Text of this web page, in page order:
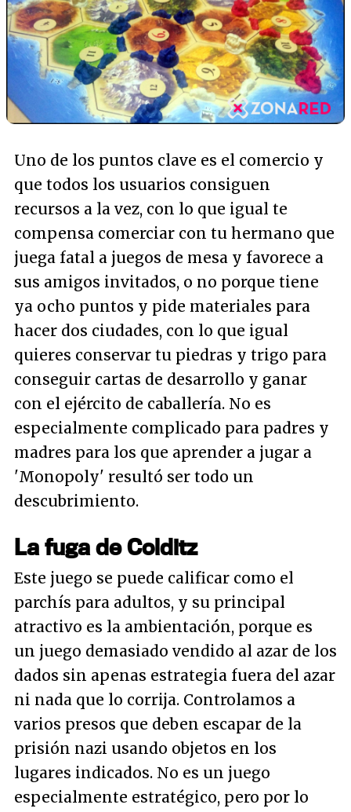
Uno de los puntos clave es el comercio y
que todos los usuarios consiguen
recursos a la vez, con lo que igual te
compensa comerciar con tu hermano que
juega fatal a juegos de mesa y favorece a
sus amigos invitados, o no porque tiene
ya ocho puntos y pide materiales para
hacer dos ciudades, con lo que igual
quieres conservar tu piedras y trigo para
conseguir cartas de desarrollo y ganar
con el ejército de caballería. No es
especialmente complicado para padres y
madres para los que aprender a jugar a
'Monopoly' resultó ser todo un
descubrimiento.
La fuga de Colditz
Este juego se puede calificar como el
parchís para adultos, y su principal
atractivo es la ambientación, porque es
un juego demasiado vendido al azar de los
dados sin apenas estrategia fuera del azar
ni nada que lo corrija. Controlamos a
varios presos que deben escapar de la
prisión nazi usando objetos en los
lugares indicados. No es un juego
especialmente estratégico, pero por lo